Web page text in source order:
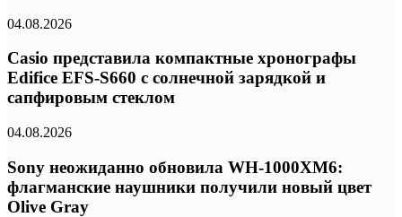
04.08.2026
Casio представила компактные хронографы
Edifice EFS-S660 с солнечной зарядкой и
сапфировым стеклом
04.08.2026
Sony неожиданно обновила WH-1000XM6:
флагманские наушники получили новый цвет
Olive Gray